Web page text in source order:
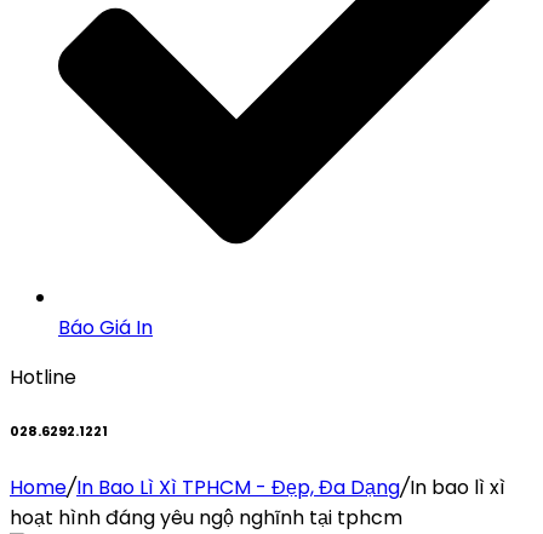
Báo Giá In
Hotline
028.6292.1221
Home/In Bao Lì Xì TPHCM - Đẹp, Đa Dạng/In bao lì xì
hoạt hình đáng yêu ngộ nghĩnh tại tphcm